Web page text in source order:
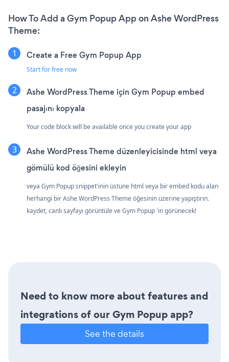
How To Add a Gym Popup App on Ashe WordPress
Theme:
Create a Free Gym Popup App
Start for free now
Ashe WordPress Theme için Gym Popup embed
pasajını kopyala
Your code block will be available once you create your app
Ashe WordPress Theme düzenleyicisinde html veya
gömülü kod öğesini ekleyin
veya Gym Popup snippet'inin üstüne html veya bir embed kodu alan
herhangi bir Ashe WordPress Theme öğesinin üzerine yapıştırın.
kaydet, canlı sayfayı görüntüle ve Gym Popup 'in görünecek!
Need to know more about features and
integrations of our Gym Popup app?
See the details